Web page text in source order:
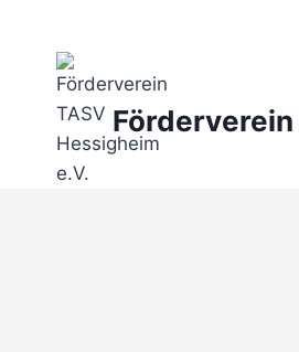
springen
Förderverein